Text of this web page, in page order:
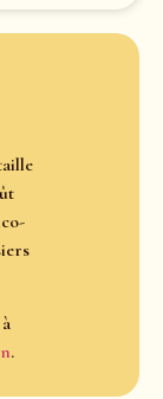
.